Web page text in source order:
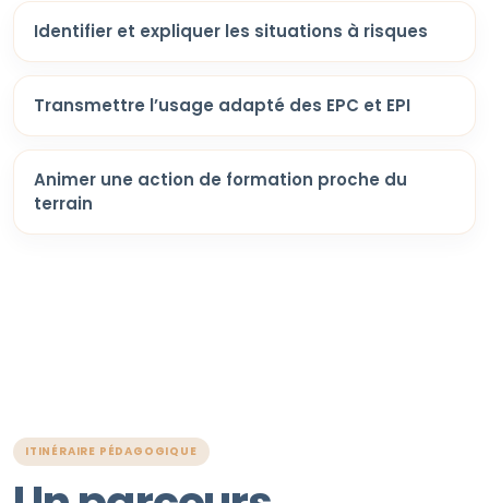
Identifier et expliquer les situations à risques
Transmettre l’usage adapté des EPC et EPI
Animer une action de formation proche du
terrain
ITINÉRAIRE PÉDAGOGIQUE